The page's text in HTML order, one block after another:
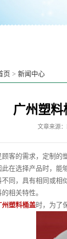
页 > 新闻中心
广州塑料
文章来源：
客的需求，定制的
在选择产品时，能
，具有相同或相似
相关特性。
州塑料桶盖时，为了